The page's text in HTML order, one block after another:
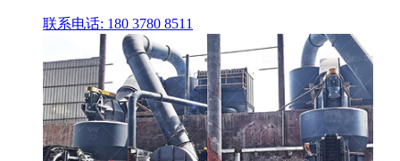
联系电话: 180 3780 8511